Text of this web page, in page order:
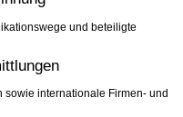
und beteiligte
sowie internationale Firmen- und